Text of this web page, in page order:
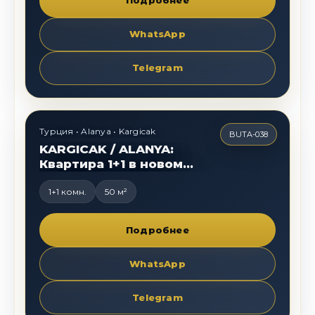
WhatsApp
Telegram
105 000 €
Турция • Alanya • Kargicak
KARGICAK / ALANYA:
Квартира 1+1 в новом
люксовом жилом
комплексе
BUTA-038
1+1 комн. 50 м²
Подробнее
WhatsApp
Telegram